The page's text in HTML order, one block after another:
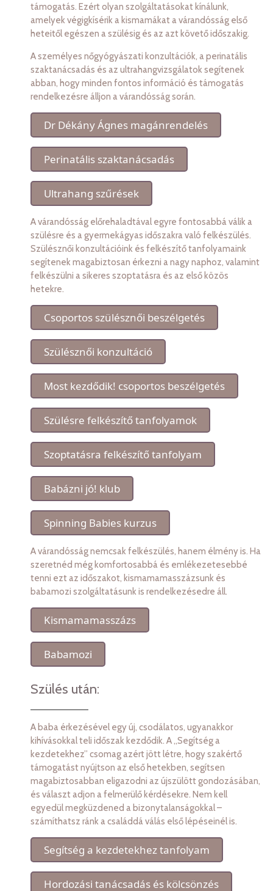
támogatás. Ezért olyan szolgáltatásokat kínálunk,
amelyek végigkísérik a kismamákat a várandósság első
heteitől egészen a szülésig és az azt követő időszakig.
A személyes nőgyógyászati konzultációk, a perinatális
szaktanácsadás és az ultrahangvizsgálatok segítenek
abban, hogy minden fontos információ és támogatás
rendelkezésre álljon a várandósság során.
Dr Dékány Ágnes magánrendelés
Perinatális szaktanácsadás
Ultrahang szűrések
A várandósság előrehaladtával egyre fontosabbá válik a
szülésre és a gyermekágyas időszakra való felkészülés.
Szülésznői konzultációink és felkészítő tanfolyamaink
segítenek magabiztosan érkezni a nagy naphoz, valamint
felkészülni a sikeres szoptatásra és az első közös
hetekre.
Csoportos szülésznői beszélgetés
Szülésznői konzultáció
Most kezdődik! csoportos beszélgetés
Szülésre felkészítő tanfolyamok
Szoptatásra felkészítő tanfolyam
Babázni jó! klub
Spinning Babies kurzus
A várandósság nemcsak felkészülés, hanem élmény is. Ha
szeretnéd még komfortosabbá és emlékezetesebbé
tenni ezt az időszakot, kismamamasszázsunk és
babamozi szolgáltatásunk is rendelkezésedre áll.
Kismamamasszázs
Babamozi
Szülés után:
A baba érkezésével egy új, csodálatos, ugyanakkor
kihívásokkal teli időszak kezdődik. A „Segítség a
kezdetekhez” csomag azért jött létre, hogy szakértő
támogatást nyújtson az első hetekben, segítsen
magabiztosabban eligazodni az újszülött gondozásában,
és választ adjon a felmerülő kérdésekre. Nem kell
egyedül megküzdened a bizonytalanságokkal –
számíthatsz ránk a családdá válás első lépéseinél is.
Segítség a kezdetekhez tanfolyam
Hordozási tanácsadás és kölcsönzés